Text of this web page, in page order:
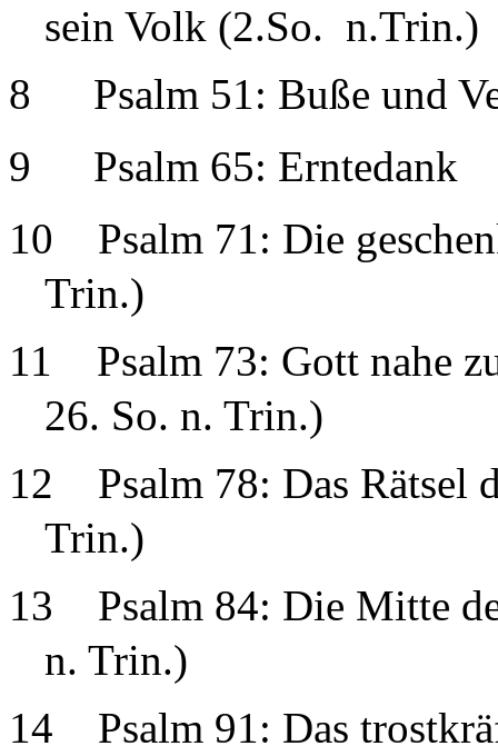
sein Volk (2.So. n.Trin.)
8
Psalm 51: Buße und
9
Psalm 65: Erntedank
10
Psalm 71: Die
Trin.)
11
Psalm 73: Gott nahe
26. So. n. Trin.)
12
Psalm 78: Das Rätsel
Trin.)
13
Psalm 84: Die Mitte
n. Trin.)
14
Psalm 91: Das